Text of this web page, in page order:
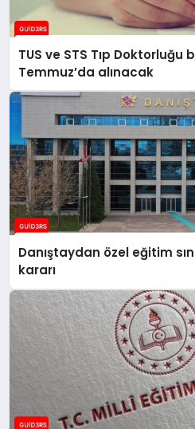
TUS ve STS Tıp Doktorluğu
Temmuz’da alınacak
Danıştaydan özel eğitim
kararı